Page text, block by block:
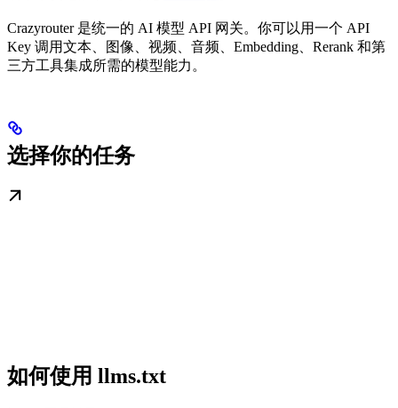
Crazyrouter 是统一的 AI 模型 API 网关。你可以用一个 API
Key 调用文本、图像、视频、音频、Embedding、Rerank 和第
三方工具集成所需的模型能力。
选择你的任务
如何使用 llms.txt